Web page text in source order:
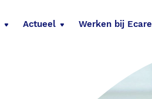
Actueel Werken bij Ecare